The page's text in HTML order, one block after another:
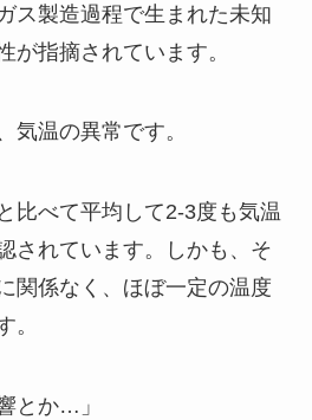
ス製造過程で生まれた未知
が指摘されています。
気温の異常です。
比べて平均して2-3度も気温
されています。しかも、そ
関係なく、ほぼ一定の温度
。
とか…」